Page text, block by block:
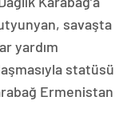
savaşta
yardım
statüsü
Ermenistan